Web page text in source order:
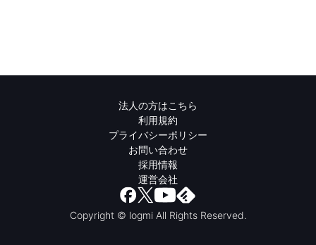
法人の方はこちら
利用規約
プライバシーポリシー
お問い合わせ
採用情報
運営会社
Copyright © logmi All Rights Reserved.